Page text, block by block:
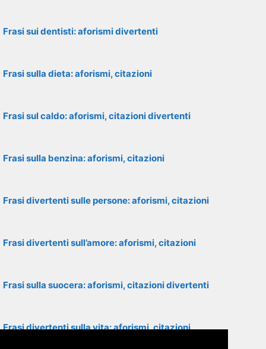
Frasi sui dentisti: aforismi divertenti
Frasi sulla dieta: aforismi, citazioni
Frasi sul caldo: aforismi, citazioni divertenti
Frasi sulla benzina: aforismi, citazioni
Frasi divertenti sulle persone: aforismi, citazioni
Frasi divertenti sull’amore: aforismi, citazioni
Frasi sulla suocera: aforismi, citazioni divertenti
Frasi divertenti sulla vita: aforismi, citazioni